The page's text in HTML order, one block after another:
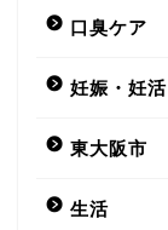
口臭ケア
妊娠・妊活
東大阪市
生活